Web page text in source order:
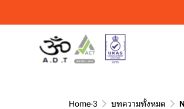
Home-3 บทความทั้งหมด